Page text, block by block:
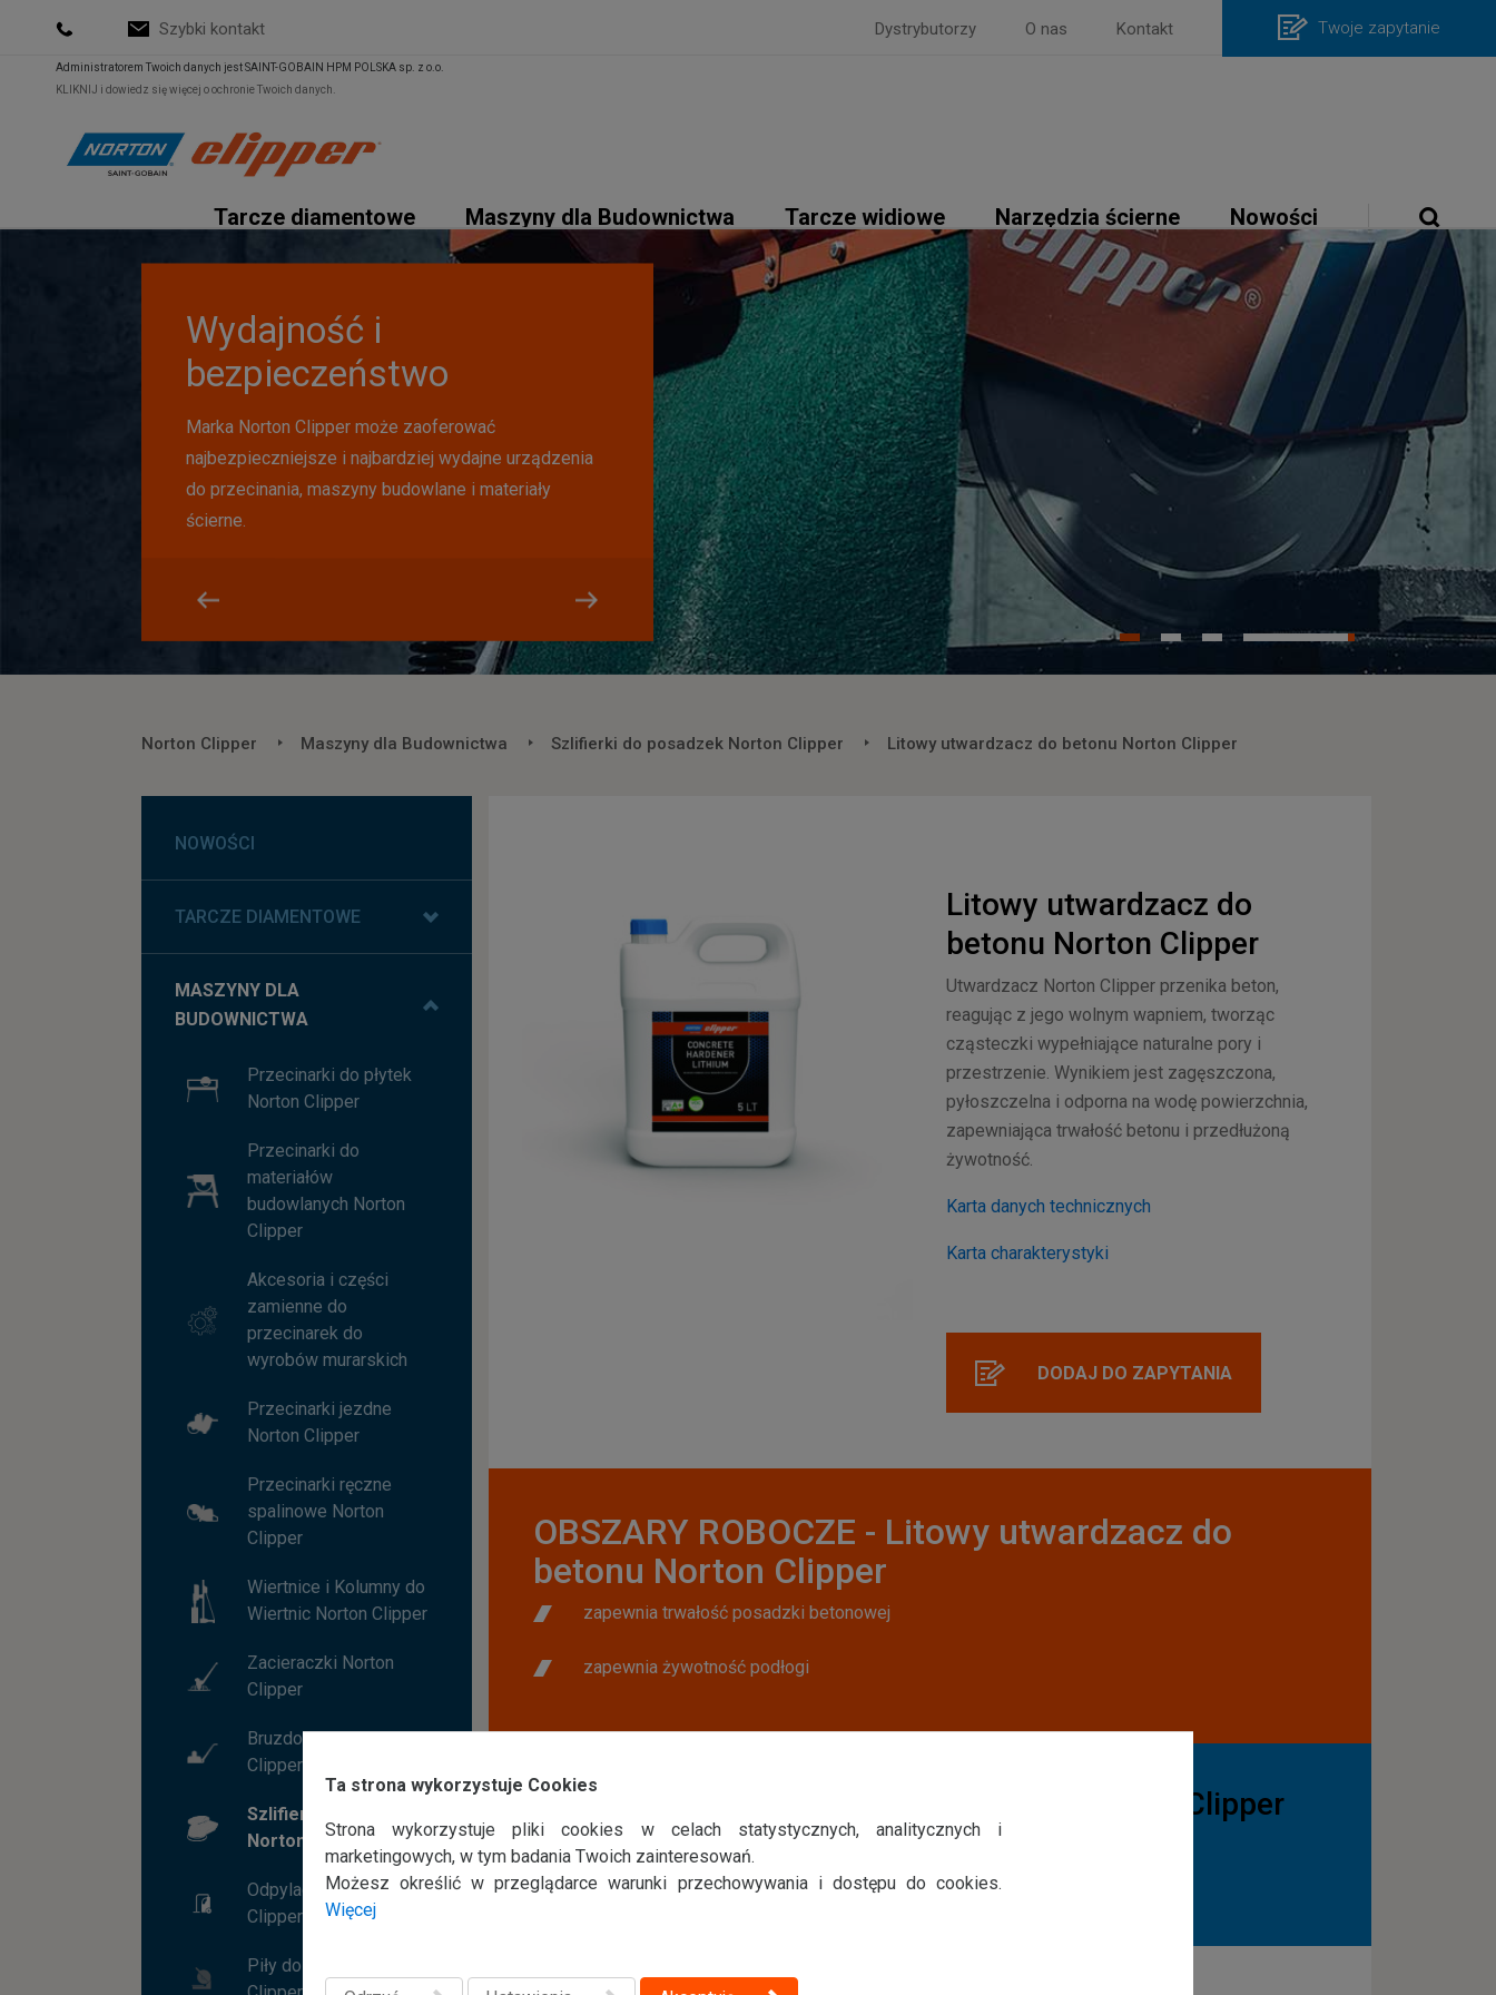
Szybki kontakt Dystrybutorzy O nas Kontakt Twoje zapytanie
Administratorem Twoich danych jest SAINT-GOBAIN HPM POLSKA sp. z o.o.
KLIKNIJ i dowiedz się więcej o ochronie Twoich danych.
Tarcze diamentowe Maszyny dla Budownictwa Tarcze widiowe Narzędzia ścierne Nowości
Wydajność i
bezpieczeństwo
Marka Norton Clipper może zaoferować
najbezpieczniejsze i najbardziej wydajne urządzenia
do przecinania, maszyny budowlane i materiały
ścierne.
Bogaty wybór
bogaty wybór artykułów podzielonych na trzy
kategorie wydajności, dopasowanych do wymagań
naszych klientów.
Norton Clipper Maszyny dla Budownictwa Szlifierki do posadzek Norton Clipper Litowy utwardzacz do betonu Norton Clipper
Litowy utwardzacz do
betonu Norton Clipper
Utwardzacz Norton Clipper przenika beton,
reagując z jego wolnym wapniem, tworząc
cząsteczki wypełniające naturalne pory i
przestrzenie. Wynikiem jest zagęszczona,
pyłoszczelna i odporna na wodę powierzchnia,
zapewniająca trwałość betonu i przedłużoną
żywotność.
Karta danych technicznych
Karta charakterystyki
DODAJ DO ZAPYTANIA
OBSZARY ROBOCZE - Litowy utwardzacz do
betonu Norton Clipper
zapewnia trwałość posadzki betonowej
zapewnia żywotność podłogi
CECHY - Litowy utwardzacz do betonu Norton Clipper
tworzy zagęszczony, pyłoszczelny
NOWOŚCI
TARCZE DIAMENTOWE
MASZYNY DLA
BUDOWNICTWA
Przecinarki do płytek
Norton Clipper
Przecinarki do
materiałów
budowlanych Norton
Clipper
Akcesoria i części
zamienne do
przecinarek do
wyrobów murarskich
Przecinarki jezdne
Norton Clipper
Przecinarki ręczne
spalinowe Norton
Clipper
Wiertnice i Kolumny do
Wiertnic Norton Clipper
Zacieraczki Norton
Clipper
Bruzdownice Norton
Clipper
Szlifierki do posadzek
Norton Clipper
Odpylacze Norton
Clipper
Piły do drewna Norton
Ta strona wykorzystuje Cookies
Strona wykorzystuje pliki cookies w celach statystycznych, analitycznych i
marketingowych, w tym badania Twoich zainteresowań.
Możesz określić w przeglądarce warunki przechowywania i dostępu do cookies.
Więcej